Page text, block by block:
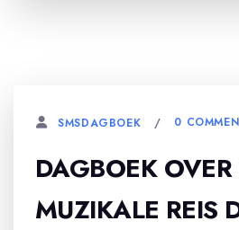
SMSDAGBOEK 0
DAGBOEK OVER
MUZIKALE REIS